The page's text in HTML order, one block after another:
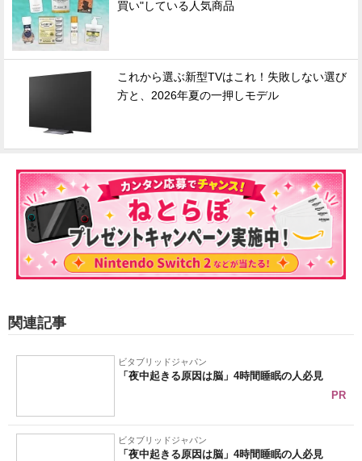
買い"している人気商品
これから選ぶ新型TVはこれ！失敗しない選び
方と、2026年夏の一押しモデル
関連記事
ビタブリッドジャパン
「夜中起きる原因は脳」4時間睡眠の人必見
PR
ビタブリッドジャパン
「夜中起きる原因は脳」4時間睡眠の人必見